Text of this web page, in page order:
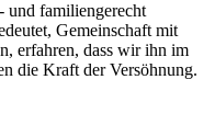
und familiengerecht
Gemeinschaft mit
erfahren, dass wir ihn im
die Kraft der Versöhnung.